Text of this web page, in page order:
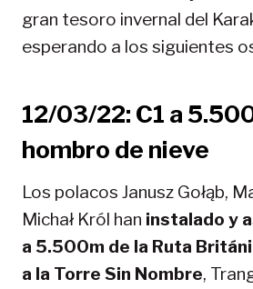
gran tesoro invernal del
esperando a los siguientes
12/03/22: C1 a
hombro de nieve
Los polacos Janusz Gołąb,
Michał Król han instalado y
a 5.500m de la Ruta
a la Torre Sin Nombre,